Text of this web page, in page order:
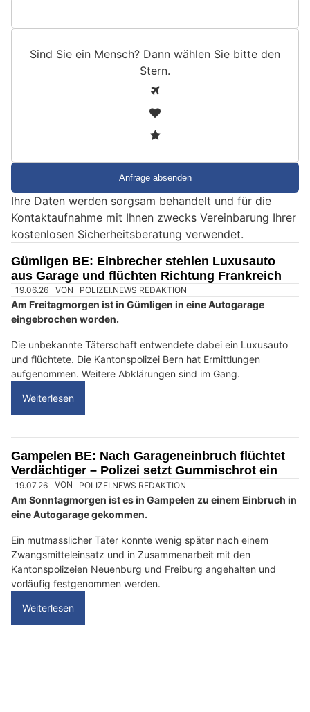
Sind Sie ein Mensch? Dann wählen Sie bitte den
Stern.
e
i
n
e
n
s
c
?
D
a
n
n
w
ä
h
l
e
n
S
i
e
b
i
Ihre Daten werden sorgsam behandelt und für die
Kontaktaufnahme mit Ihnen zwecks Vereinbarung Ihrer
kostenlosen Sicherheitsberatung verwendet.
Gümligen BE: Einbrecher stehlen Luxusauto
aus Garage und flüchten Richtung Frankreich
19.06.26 VON POLIZEI.NEWS REDAKTION
Am Freitagmorgen ist in Gümligen in eine Autogarage
Die unbekannte Täterschaft entwendete dabei ein Luxusauto
und flüchtete. Die Kantonspolizei Bern hat Ermittlungen
aufgenommen. Weitere Abklärungen sind im Gang.
Weiterlesen